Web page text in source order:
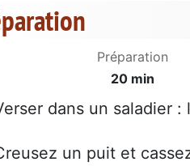
Préparation
20 min
dans un saladier
un puit et